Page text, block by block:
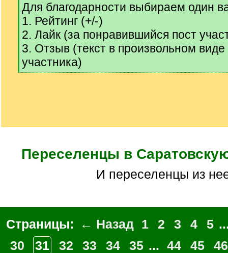
Для благодарности выбираем один
1. Рейтинг (+/-)
2. Лайк (за понравившийся пост
3. Отзыв (текст в произвольном
участника)
[
Переселенцы в
И переселенцы из
Страницы: ← Назад 1 2 3 4 5
30
31 32 33 34 35 ... 44 45
46